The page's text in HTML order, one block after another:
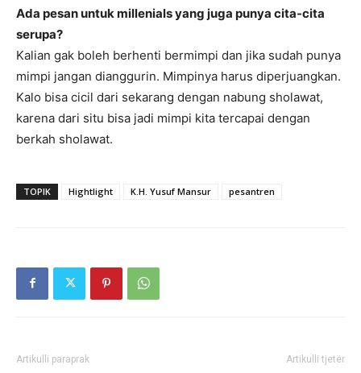
Ada pesan untuk millenials yang juga punya cita-cita
serupa?
Kalian gak boleh berhenti bermimpi dan jika sudah punya
mimpi jangan dianggurin. Mimpinya harus diperjuangkan.
Kalo bisa cicil dari sekarang dengan nabung sholawat,
karena dari situ bisa jadi mimpi kita tercapai dengan
berkah sholawat.
TOPIK Hightlight K.H. Yusuf Mansur pesantren
Artikulli paraprak Artikulli tjetër